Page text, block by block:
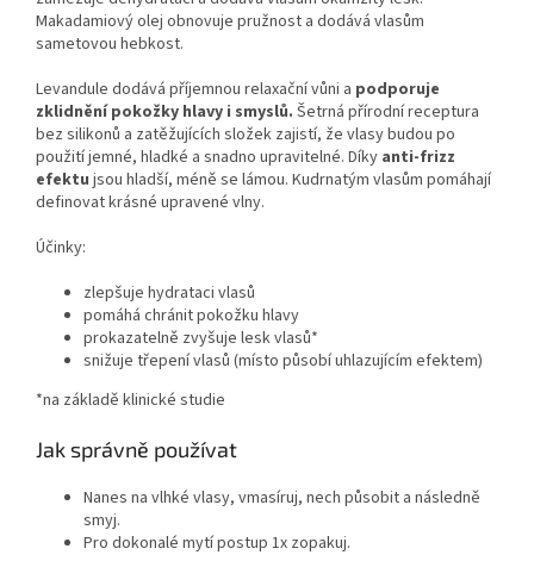
Makadamiový olej obnovuje pružnost a dodává vlasům
sametovou hebkost.
Levandule dodává příjemnou relaxační vůni a podporuje
zklidnění pokožky hlavy i smyslů. Šetrná přírodní receptura
bez silikonů a zatěžujících složek zajistí, že vlasy budou po
použití jemné, hladké a snadno upravitelné. Díky anti-frizz
efektu jsou hladší, méně se lámou. Kudrnatým vlasům pomáhají
definovat krásné upravené vlny.
Účinky:
zlepšuje hydrataci vlasů
pomáhá chránit pokožku hlavy
prokazatelně zvyšuje lesk vlasů*
snižuje třepení vlasů (místo působí uhlazujícím efektem)
*na základě klinické studie
Jak správně používat
Nanes na vlhké vlasy, vmasíruj, nech působit a následně
smyj.
Pro dokonalé mytí postup 1x zopakuj.